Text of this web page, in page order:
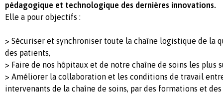
pédagogique et technologique des dernières innovations.
Elle a pour objectifs :
> Sécuriser et synchroniser toute la chaîne logistique de la
des patients,
> Faire de nos hôpitaux et de notre chaîne de soins les plus
> Améliorer la collaboration et les conditions de travail
intervenants de la chaîne de soins, par des formations et